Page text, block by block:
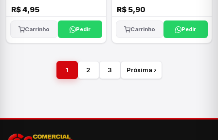
R$ 4,95
Carrinho Pedir
R$ 5,90
Carrinho Pedir
1 2 3 Próxima ›